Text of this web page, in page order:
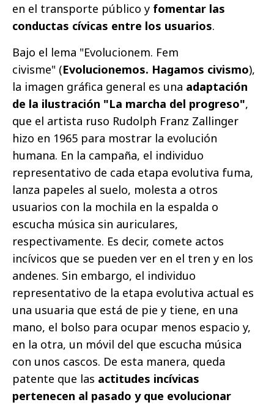
en el transporte público y fomentar las
conductas cívicas entre los usuarios.
Bajo el lema "Evolucionem. Fem
civisme" (Evolucionemos. Hagamos civismo),
la imagen gráfica general es una adaptación
de la ilustración "La marcha del progreso",
que el artista ruso Rudolph Franz Zallinger
hizo en 1965 para mostrar la evolución
humana. En la campaña, el individuo
representativo de cada etapa evolutiva fuma,
lanza papeles al suelo, molesta a otros
usuarios con la mochila en la espalda o
escucha música sin auriculares,
respectivamente. Es decir, comete actos
incívicos que se pueden ver en el tren y en los
andenes. Sin embargo, el individuo
representativo de la etapa evolutiva actual es
una usuaria que está de pie y tiene, en una
mano, el bolso para ocupar menos espacio y,
en la otra, un móvil del que escucha música
con unos cascos. De esta manera, queda
patente que las actitudes incívicas
pertenecen al pasado y que evolucionar